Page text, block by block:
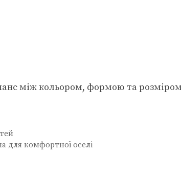
між кольором, формою та
для комфортної оселі